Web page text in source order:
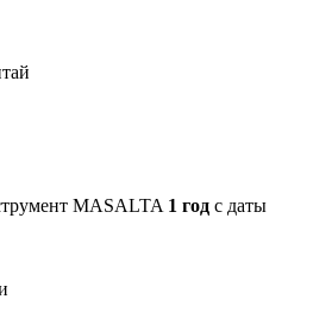
MASALTA 1 год с даты